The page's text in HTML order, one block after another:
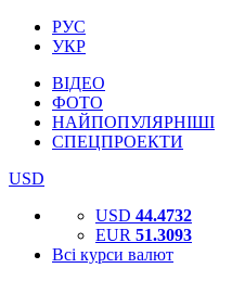
РУС
УКР
ВІДЕО
ФОТО
НАЙПОПУЛЯРНІШІ
СПЕЦПРОЕКТИ
USD
USD 44.4732
EUR 51.3093
Всі курси валют